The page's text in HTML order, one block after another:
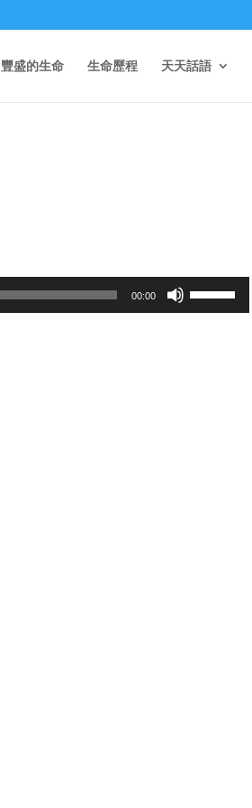
盛的生命 生命歷程 天天話語
00:00